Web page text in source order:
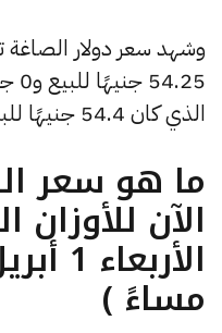
الذي كان 54.4 جنيهًا للبيع و0 جنيهًا للشراء.
الآن
مساءً )